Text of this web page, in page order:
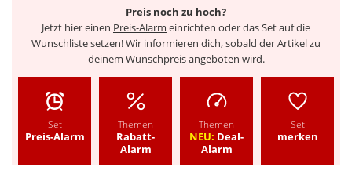
Preis noch zu hoch?
Jetzt hier einen Preis-Alarm einrichten oder das Set auf die
Wunschliste setzen! Wir informieren dich, sobald der Artikel zu
deinem Wunschpreis angeboten wird.
Set
Preis-Alarm
Themen
Rabatt-
Alarm
Themen
NEU: Deal-
Alarm
Set
merken